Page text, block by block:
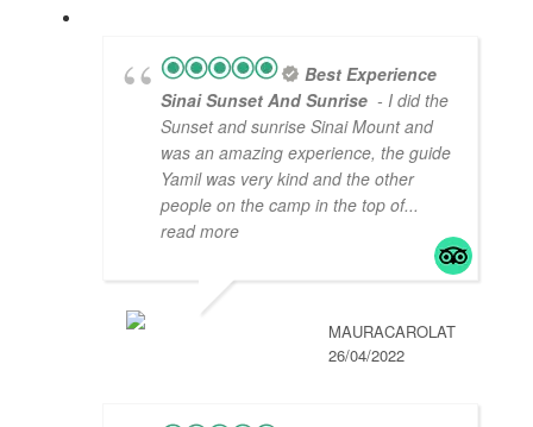
Best Experience
Sinai Sunset And Sunrise - I did the
Sunset and sunrise Sinai Mount and
was an amazing experience, the guide
Yamil was very kind and the other
people on the camp in the top of...
read more
MAURACAROLAT
26/04/2022